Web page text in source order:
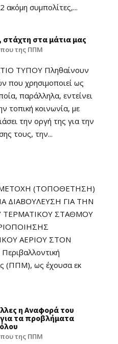
ακόμη συμπολίτες,...
στάχτη στα μάτια μας
της ΠΠΜ
ΤΥΠΟΥ Πληθαίνουν
που χρησιμοποιεί ως
παράλληλα, εντείνει
τοπική κοινωνία, με
την οργή της για την
τους, την...
(ΤΟΠΟΘΕΤΗΣΗ)
ΓΙΑ ΤΗΝ
ΤΕΡΜΑΤΙΚΟΥ ΣΤΑΘΜΟΥ
ΑΕΡΙΟΥ ΣΤΟΝ
(ΠΠΜ), ως έχουσα εκ
η Αναφορά του
τα προβλήματα
της ΠΠΜ